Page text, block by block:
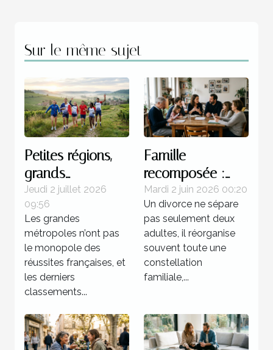
Sur le même sujet
Petites régions,
grands
champions : une
réalité française
Jeudi 2 juillet 2026
09:56
Les grandes
métropoles n’ont pas
le monopole des
réussites françaises, et
les derniers
classements...
Famille
recomposée :
quels enjeux
juridiques après
une séparation ?
Mardi 2 juin 2026 00:20
Un divorce ne sépare
pas seulement deux
adultes, il réorganise
souvent toute une
constellation
familiale,...